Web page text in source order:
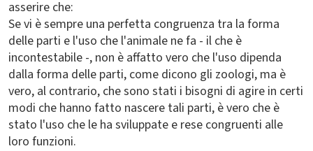
asserire che:
Se vi è sempre una perfetta congruenza tra la forma
delle parti e l'uso che l'animale ne fa - il che è
incontestabile -, non è affatto vero che l'uso dipenda
dalla forma delle parti, come dicono gli zoologi, ma è
vero, al contrario, che sono stati i bisogni di agire in certi
modi che hanno fatto nascere tali parti, è vero che è
stato l'uso che le ha sviluppate e rese congruenti alle
loro funzioni.